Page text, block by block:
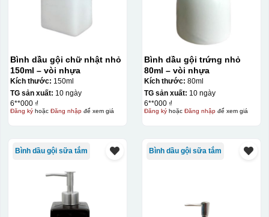
Men trơn
Men hỏa biến
Bình dầu gội chữ nhật nhỏ
150ml – vòi nhựa
Kích thước: 150ml
TG sản xuất: 10 ngày
6**000 ₫
Đăng kýhoặc Đăng nhậpđể xem giá
Bình dầu gội trứng nhỏ
80ml – vòi nhựa
Kích thước: 80ml
TG sản xuất: 10 ngày
6**000 ₫
Đăng kýhoặc Đăng nhậpđể xem giá
Bình dầu gội sữa tắm Bình dầu gội sữa tắm